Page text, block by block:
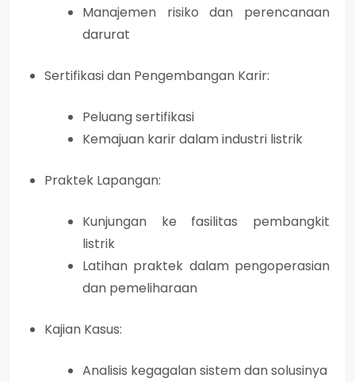
Manajemen risiko dan perencanaan
darurat
Sertifikasi dan Pengembangan Karir:
Peluang sertifikasi
Kemajuan karir dalam industri listrik
Praktek Lapangan:
Kunjungan ke fasilitas pembangkit
listrik
Latihan praktek dalam pengoperasian
dan pemeliharaan
Kajian Kasus:
Analisis kegagalan sistem dan solusinya